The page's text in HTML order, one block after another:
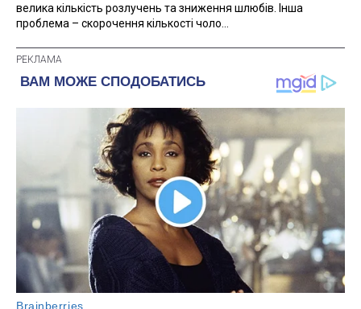
велика кількість розлучень та зниження шлюбів. Інша
проблема – скорочення кількості чоло...